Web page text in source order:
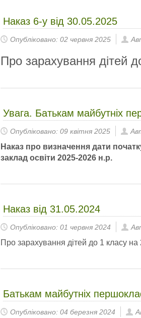
Наказ 6-у від 30.05.2025
Опубліковано: 02 червня 2025
Про зарахування дітей
Увага. Батькам майбутніх
Опубліковано: 09 квітня 2025
Наказ про визначення дати
заклад освіти 2025-2026 н.р.
Наказ від 31.05.2024
Опубліковано: 01 червня 2024
Про зарахування дітей до 1 класу
Батькам майбутніх
Опубліковано: 04 березня 2024